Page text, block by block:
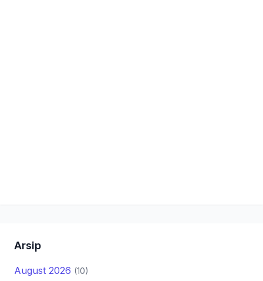
Arsip
August 2026 (10)